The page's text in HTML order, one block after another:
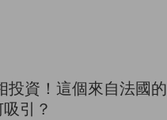
投資！這個來自法國的
引？